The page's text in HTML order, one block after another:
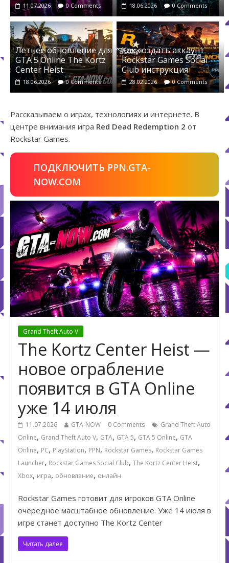
11.07.2026 0 Comments 18.06.2026 0 Comments
Летнее обновление для
GTA 5 Online The Kortz
Center Heist
18.06.2026 0 Comments
Как создать аккаунт
Rockstar Games Social
Club инструкция
28.02.2026 0 Comments
Рассказываем о играх, технологиях и интернете. В
центре внимания игра Red Dead Redemption 2 от
Rockstar Games.
ПОДКЛЮЧИТЬ PPN.GTA-
NOW.COM
Grand Theft Auto V
The Kortz Center Heist —
новое ограбление
появится в GTA Online
уже 14 июля
11.07.2026 GTA-NOW 0 Comments
Grand Theft Auto
Online, Grand Theft Auto V, GTA, GTA 5, GTA 5 Online, GTA
Online, PC, PlayStation, PPN, Rockstar Games, Rockstar Games
Launcher, Rockstar Games Social Club, The Kortz Center Heist,
Xbox, игра, обновление, онлайн
Rockstar Games готовит для игроков GTA Online
очередное масштабное обновление. Уже 14 июля в
игре станет доступно The Kortz Center
Читать далее